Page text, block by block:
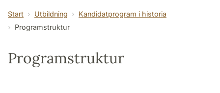
Om oss
Start Utbildning
Kandidatprogram i historia
Programstruktur
Programstruktur